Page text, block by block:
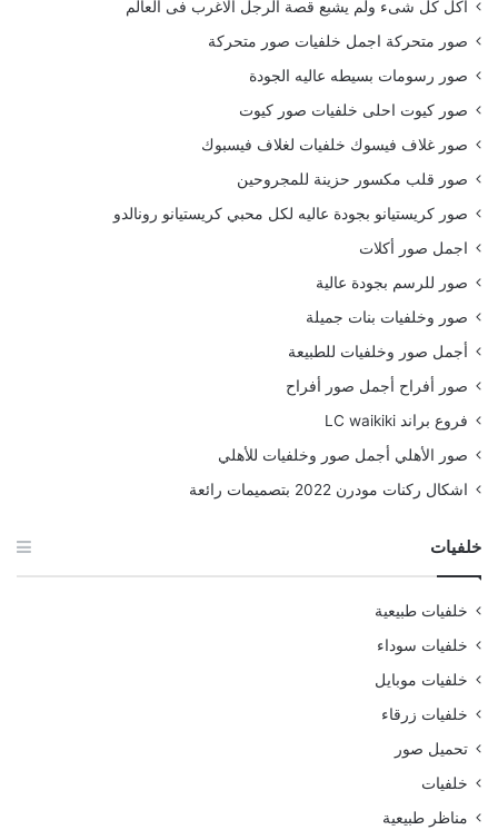
أكل كل شىء ولم يشبع قصة الرجل الاغرب فى العالم
صور متحركة اجمل خلفيات صور متحركة
صور رسومات بسيطه عاليه الجودة
صور كيوت احلى خلفيات صور كيوت
صور غلاف فيسوك خلفيات لغلاف فيسبوك
صور قلب مكسور حزينة للمجروحين
صور كريستيانو بجودة عاليه لكل محبي كريستيانو رونالدو
اجمل صور أكلات
صور للرسم بجودة عالية
صور وخلفيات بنات جميلة
أجمل صور وخلفيات للطبيعة
صور أفراح أجمل صور أفراح
فروع براند LC waikiki
صور الأهلي أجمل صور وخلفيات للأهلي
اشكال ركنات مودرن 2022 بتصميمات رائعة
خلفيات
خلفيات طبيعية
خلفيات سوداء
خلفيات موبايل
خلفيات زرقاء
تحميل صور
خلفيات
مناظر طبيعية